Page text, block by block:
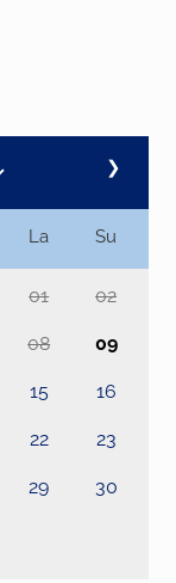
❯
La Su
01 02
08 09
15 16
22 23
29 30